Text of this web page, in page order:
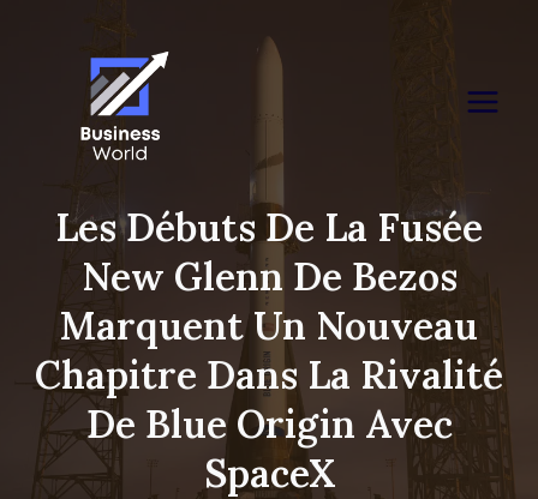
Les Débuts De La Fusée
New Glenn De Bezos
Marquent Un Nouveau
Chapitre Dans La Rivalité
De Blue Origin Avec
SpaceX